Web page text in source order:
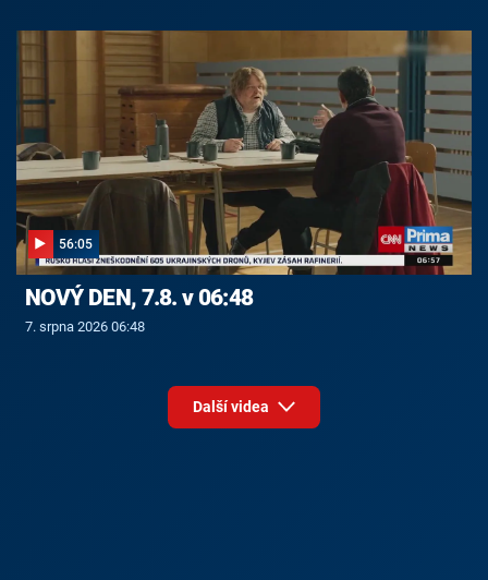
56:05
NOVÝ DEN, 7.8. v 06:48
7. srpna 2026 06:48
Další videa